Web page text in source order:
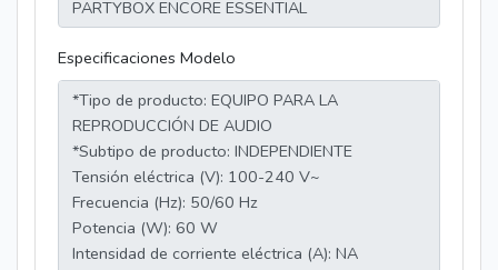
Especificaciones Modelo